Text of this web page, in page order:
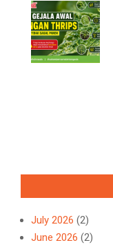
July 2026 (2)
June 2026 (2)